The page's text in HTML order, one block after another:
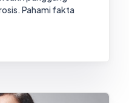
Pahami fakta